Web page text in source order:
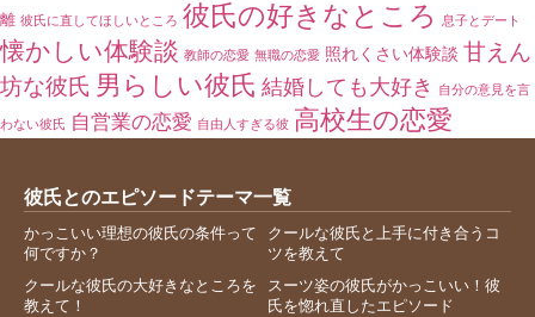
離 彼氏に直してほしいところ 彼氏の好きなところ 息子とデート
懐かしい体験談 教師の恋愛 無職の恋愛 照れくさい体験談 甘えん
坊な彼氏 男らしい彼氏 結婚しても大好き 自分の意見を言
わない彼氏 自営業の恋愛 自由人すぎる彼 高校生の恋愛
彼氏とのエピソードテーマ一覧
かっこいい理想の彼氏の条件って
何ですか？
クールな彼氏と上手に付き合うコ
ツを教えて
クールな彼氏の大好きなところを
教えて！
スーツ姿の彼氏がかっこいい！彼
氏を惚れ直したエピソード